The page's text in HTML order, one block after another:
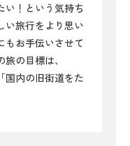
い！という気持ち
い旅行をより思い
もお手伝いさせて
の目標は、
国内の旧街道をた